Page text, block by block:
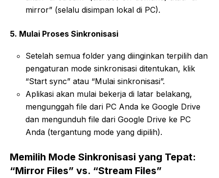
mirror” (selalu disimpan lokal di PC).
5. Mulai Proses Sinkronisasi
Setelah semua folder yang diinginkan terpilih dan
pengaturan mode sinkronisasi ditentukan, klik
“Start sync” atau “Mulai sinkronisasi”.
Aplikasi akan mulai bekerja di latar belakang,
mengunggah file dari PC Anda ke Google Drive
dan mengunduh file dari Google Drive ke PC
Anda (tergantung mode yang dipilih).
Memilih Mode Sinkronisasi yang Tepat:
“Mirror Files” vs. “Stream Files”